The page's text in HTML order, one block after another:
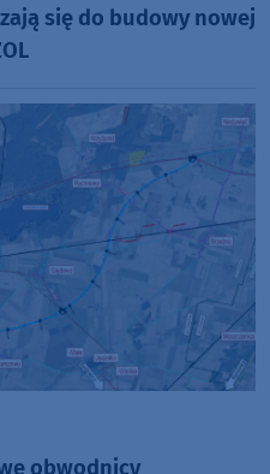
się do budowy nowej
obwodnicy